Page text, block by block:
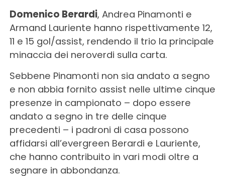
Domenico Berardi, Andrea Pinamonti e
Armand Lauriente hanno rispettivamente 12,
11 e 15 gol/assist, rendendo il trio la principale
minaccia dei neroverdi sulla carta.
Sebbene Pinamonti non sia andato a segno
e non abbia fornito assist nelle ultime cinque
presenze in campionato – dopo essere
andato a segno in tre delle cinque
precedenti – i padroni di casa possono
affidarsi all’evergreen Berardi e Lauriente,
che hanno contribuito in vari modi oltre a
segnare in abbondanza.